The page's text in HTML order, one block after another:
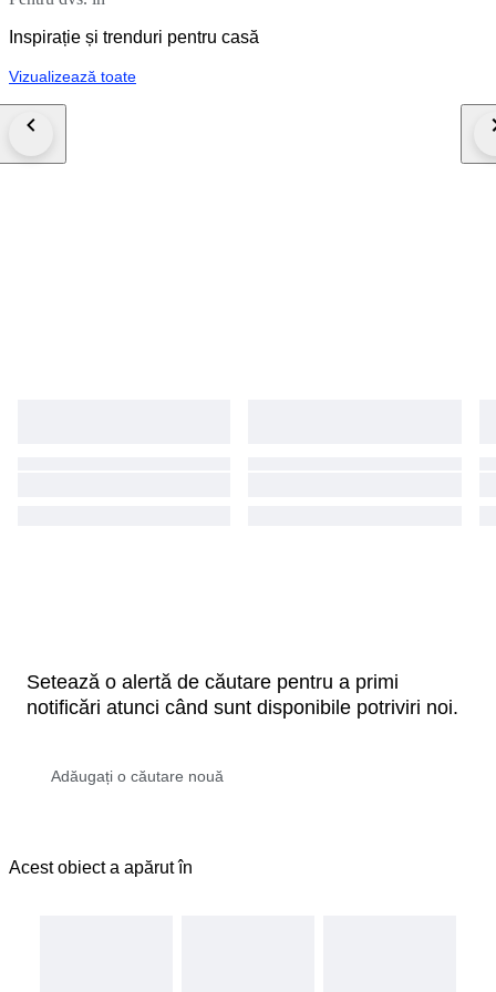
Inspirație și trenduri pentru casă
Vizualizează toate
Setează o alertă de căutare pentru a primi
notificări atunci când sunt disponibile potriviri noi.
Acest obiect a apărut în